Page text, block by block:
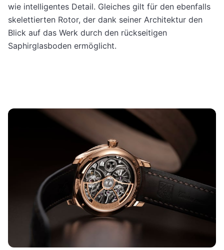
wie intelligentes Detail. Gleiches gilt für den ebenfalls
skelettierten Rotor, der dank seiner Architektur den
Blick auf das Werk durch den rückseitigen
Saphirglasboden ermöglicht.